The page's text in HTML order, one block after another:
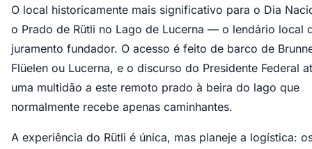
O local historicamente mais significativo para o Dia
o Prado de Rütli no Lago de Lucerna — o lendário local
juramento fundador. O acesso é feito de barco de
Flüelen ou Lucerna, e o discurso do Presidente Federal
uma multidão a este remoto prado à beira do lago que
normalmente recebe apenas caminhantes.
A experiência do Rütli é única, mas planeje a logística: